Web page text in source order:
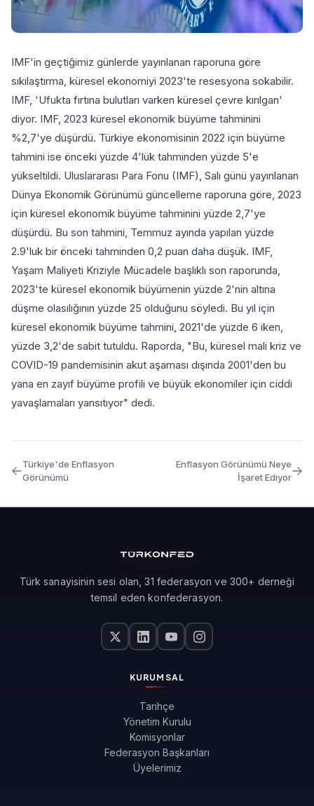
IMF'in geçtiğimiz günlerde yayınlanan raporuna göre
sıkılaştırma, küresel ekonomiyi 2023'te resesyona sokabilir.
IMF, 'Ufukta fırtına bulutları varken küresel çevre kırılgan'
diyor. IMF, 2023 küresel ekonomik büyüme tahminini
%2,7'ye düşürdü. Türkiye ekonomisinin 2022 için büyüme
tahmini ise önceki yüzde 4'lük tahminden yüzde 5'e
yükseltildi. Uluslararası Para Fonu (IMF), Salı günü yayınlanan
Dünya Ekonomik Görünümü güncelleme raporuna göre, 2023
için küresel ekonomik büyüme tahminini yüzde 2,7'ye
düşürdü. Bu son tahmini, Temmuz ayında yapılan yüzde
2.9'luk bir önceki tahminden 0,2 puan daha düşük. IMF,
Yaşam Maliyeti Kriziyle Mücadele başlıklı son raporunda,
2023'te küresel ekonomik büyümenin yüzde 2'nin altına
düşme olasılığının yüzde 25 olduğunu söyledi. Bu yıl için
küresel ekonomik büyüme tahmini, 2021'de yüzde 6 iken,
yüzde 3,2'de sabit tutuldu. Raporda, "Bu, küresel mali kriz ve
COVID-19 pandemisinin akut aşaması dışında 2001'den bu
yana en zayıf büyüme profili ve büyük ekonomiler için ciddi
yavaşlamaları yansıtıyor" dedi.
Türkiye'de Enflasyon
Görünümü
Enflasyon Görünümü Neye
İşaret Ediyor
Türk sanayisinin sesi olan, 31 federasyon ve 300+ derneği
temsil eden konfederasyon.
KURUMSAL
Tarihçe
Yönetim Kurulu
Komisyonlar
Federasyon Başkanları
Üyelerimiz